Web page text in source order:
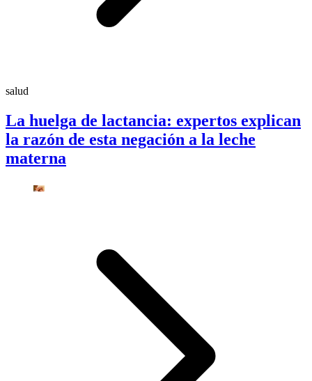
salud
La huelga de lactancia: expertos explican
la razón de esta negación a la leche
materna